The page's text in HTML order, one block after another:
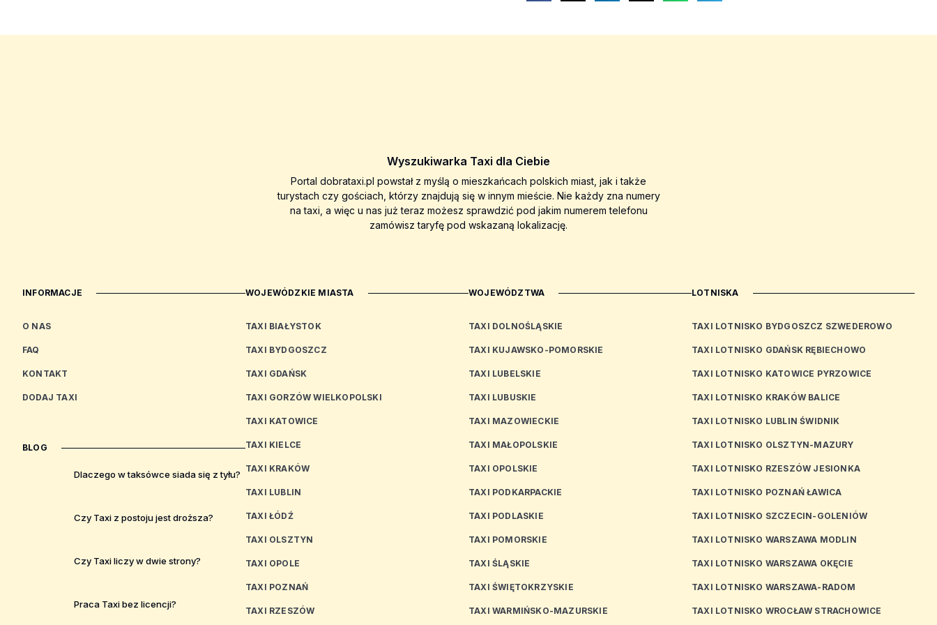
Wyszukiwarka Taxi dla Ciebie
Portal dobrataxi.pl powstał z myślą o mieszkańcach polskich miast, jak i także
turystach czy gościach, którzy znajdują się w innym mieście. Nie każdy zna numery
na taxi, a więc u nas już teraz możesz sprawdzić pod jakim numerem telefonu
zamówisz taryfę pod wskazaną lokalizację.
INFORMACJE
O NAS
FAQ
KONTAKT
DODAJ TAXI
BLOG
Dlaczego w taksówce siada się z tyłu?
Czy Taxi z postoju jest droższa?
Czy Taxi liczy w dwie strony?
Praca Taxi bez licencji?
WOJEWÓDZKIE MIASTA
TAXI BIAŁYSTOK
TAXI BYDGOSZCZ
TAXI GDAŃSK
TAXI GORZÓW WIELKOPOLSKI
TAXI KATOWICE
TAXI KIELCE
TAXI KRAKÓW
TAXI LUBLIN
TAXI ŁÓDŹ
TAXI OLSZTYN
TAXI OPOLE
TAXI POZNAŃ
TAXI RZESZÓW
WOJEWÓDZTWA
TAXI DOLNOŚLĄSKIE
TAXI KUJAWSKO-POMORSKIE
TAXI LUBELSKIE
TAXI LUBUSKIE
TAXI MAZOWIECKIE
TAXI MAŁOPOLSKIE
TAXI OPOLSKIE
TAXI PODKARPACKIE
TAXI PODLASKIE
TAXI POMORSKIE
TAXI ŚLĄSKIE
TAXI ŚWIĘTOKRZYSKIE
TAXI WARMIŃSKO-MAZURSKIE
LOTNISKA
TAXI LOTNISKO BYDGOSZCZ SZWEDEROWO
TAXI LOTNISKO GDAŃSK RĘBIECHOWO
TAXI LOTNISKO KATOWICE PYRZOWICE
TAXI LOTNISKO KRAKÓW BALICE
TAXI LOTNISKO LUBLIN ŚWIDNIK
TAXI LOTNISKO OLSZTYN-MAZURY
TAXI LOTNISKO RZESZÓW JESIONKA
TAXI LOTNISKO POZNAŃ ŁAWICA
TAXI LOTNISKO SZCZECIN-GOLENIÓW
TAXI LOTNISKO WARSZAWA MODLIN
TAXI LOTNISKO WARSZAWA OKĘCIE
TAXI LOTNISKO WARSZAWA-RADOM
TAXI LOTNISKO WROCŁAW STRACHOWICE